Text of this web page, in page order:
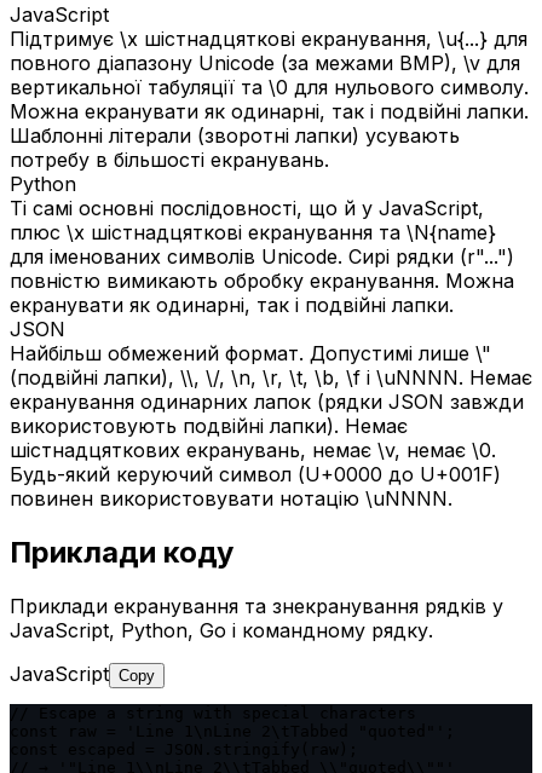
JavaScript
Підтримує \x шістнадцяткові екранування, \u{...} для
повного діапазону Unicode (за межами BMP), \v для
вертикальної табуляції та \0 для нульового символу.
Можна екранувати як одинарні, так і подвійні лапки.
Шаблонні літерали (зворотні лапки) усувають
потребу в більшості екранувань.
Python
Ті самі основні послідовності, що й у JavaScript,
плюс \x шістнадцяткові екранування та \N{name}
для іменованих символів Unicode. Сирі рядки (r"...")
повністю вимикають обробку екранування. Можна
екранувати як одинарні, так і подвійні лапки.
JSON
Найбільш обмежений формат. Допустимі лише \"
(подвійні лапки), \\, \/, \n, \r, \t, \b, \f і \uNNNN. Немає
екранування одинарних лапок (рядки JSON завжди
використовують подвійні лапки). Немає
шістнадцяткових екранувань, немає \v, немає \0.
Будь-який керуючий символ (U+0000 до U+001F)
повинен використовувати нотацію \uNNNN.
Приклади коду
Приклади екранування та знекранування рядків у
JavaScript, Python, Go і командному рядку.
JavaScript Copy